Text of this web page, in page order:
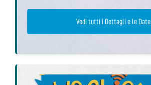
Vedi tutti i Dettagli e le Date